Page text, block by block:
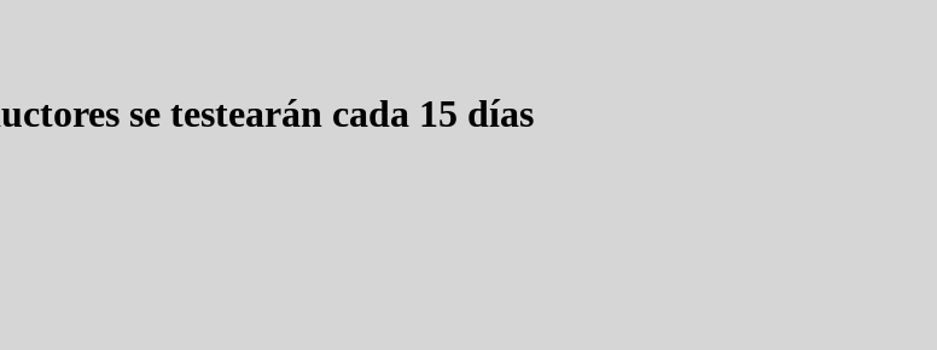
se testearán cada 15 días